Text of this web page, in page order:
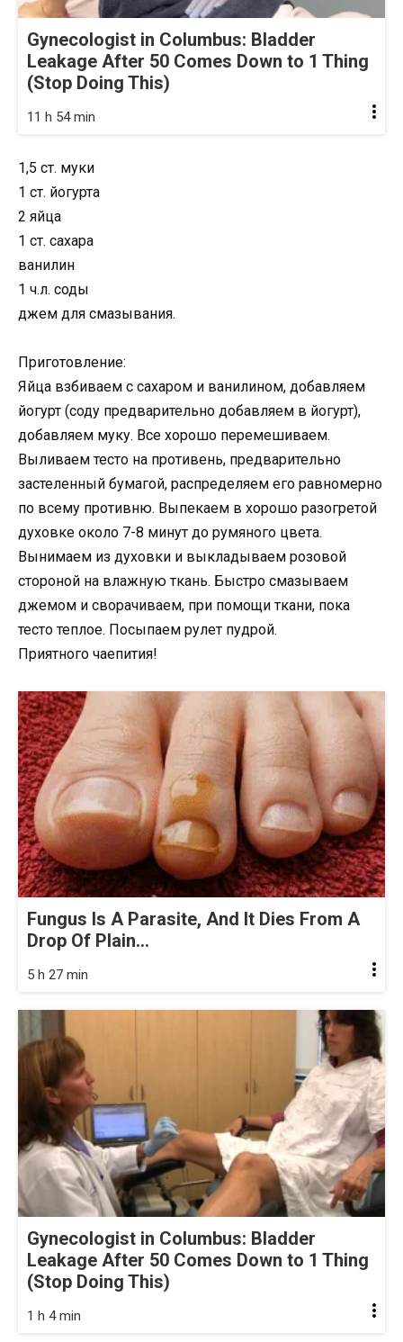
Gynecologist in Columbus: Bladder
Leakage After 50 Comes Down to 1 Thing
(Stop Doing This)
11 h 54 min
1,5 ст. муки
1 ст. йогурта
2 яйца
1 ст. сахара
ванилин
1 ч.л. соды
джем для смазывания.
Приготовление:
Яйца взбиваем с сахаром и ванилином, добавляем
йогурт (соду предварительно добавляем в йогурт),
добавляем муку. Все хорошо перемешиваем.
Выливаем тесто на противень, предварительно
застеленный бумагой, распределяем его равномерно
по всему противню. Выпекаем в хорошо разогретой
духовке около 7-8 минут до румяного цвета.
Вынимаем из духовки и выкладываем розовой
стороной на влажную ткань. Быстро смазываем
джемом и сворачиваем, при помощи ткани, пока
тесто теплое. Посыпаем рулет пудрой.
Приятного чаепития!
Fungus Is A Parasite, And It Dies From A
Drop Of Plain...
5 h 27 min
Gynecologist in Columbus: Bladder
Leakage After 50 Comes Down to 1 Thing
(Stop Doing This)
1 h 4 min